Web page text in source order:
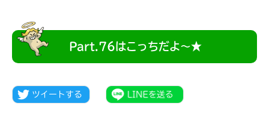
Part.76はこっちだよ～★